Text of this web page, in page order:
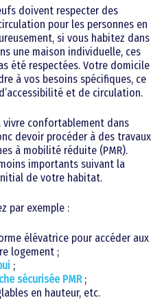
doivent respecter des
pour les personnes en
si vous habitez dans
une maison individuelle, ces
été respectées. Votre domicile
à vos besoins spécifiques, ce
et de circulation.
confortablement dans
devoir procéder à des travaux
à mobilité réduite (PMR).
importants suivant la
de votre habitat.
par exemple :
élévatrice pour accéder aux
logement ;
;
sécurisée PMR;
en hauteur, etc.